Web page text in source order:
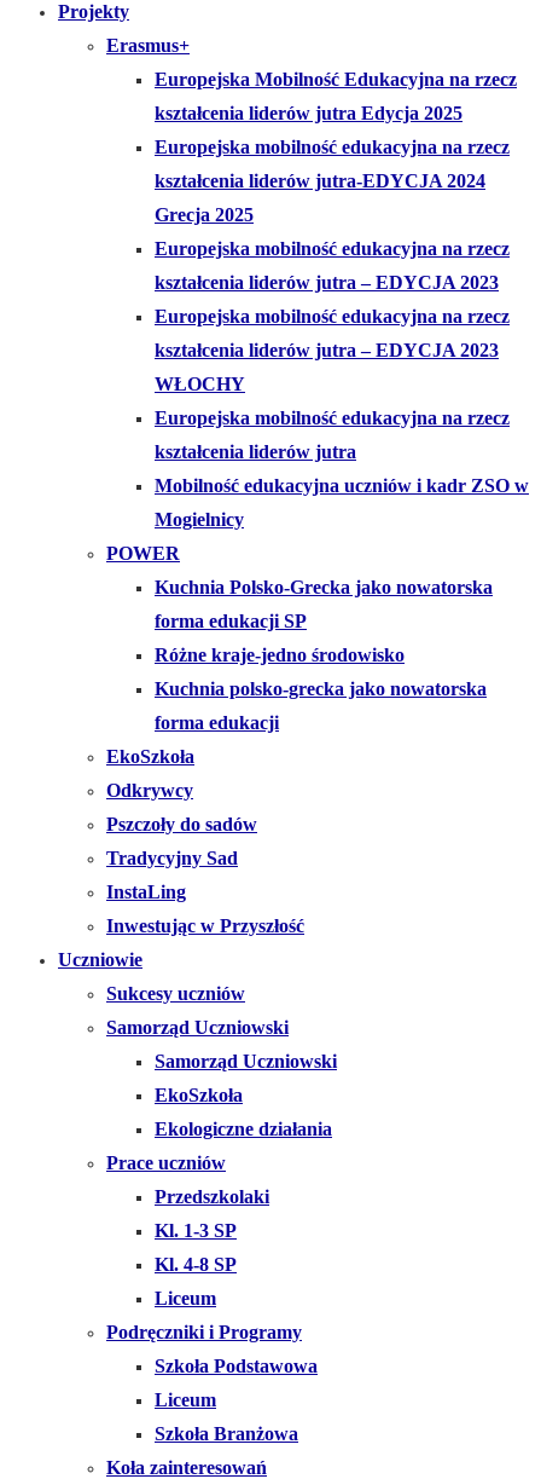
Projekty
Erasmus+
Europejska Mobilność Edukacyjna na rzecz
kształcenia liderów jutra Edycja 2025
Europejska mobilność edukacyjna na rzecz
kształcenia liderów jutra-EDYCJA 2024
Grecja 2025
Europejska mobilność edukacyjna na rzecz
kształcenia liderów jutra – EDYCJA 2023
Europejska mobilność edukacyjna na rzecz
kształcenia liderów jutra – EDYCJA 2023
WŁOCHY
Europejska mobilność edukacyjna na rzecz
kształcenia liderów jutra
Mobilność edukacyjna uczniów i kadr ZSO w
Mogielnicy
POWER
Kuchnia Polsko-Grecka jako nowatorska
forma edukacji SP
Różne kraje-jedno środowisko
Kuchnia polsko-grecka jako nowatorska
forma edukacji
EkoSzkoła
Odkrywcy
Pszczoły do sadów
Tradycyjny Sad
InstaLing
Inwestując w Przyszłość
Uczniowie
Sukcesy uczniów
Samorząd Uczniowski
Samorząd Uczniowski
EkoSzkoła
Ekologiczne działania
Prace uczniów
Przedszkolaki
Kl. 1-3 SP
Kl. 4-8 SP
Liceum
Podręczniki i Programy
Szkoła Podstawowa
Liceum
Szkoła Branżowa
Koła zainteresowań